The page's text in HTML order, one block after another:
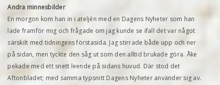
Andra minnesbilder
En morgon kom han in i ateljén med en Dagens Nyheter som han
lade framför mig och frågade om jag kunde se ifall det var något
särskilt med tidningens förstasida. Jag stirrade både upp och ner
på sidan, men tyckte den såg ut som den alltid brukade göra. Åke
pekade med ett snett leende på sidans huvud. Där stod det
Aftonbladet; med samma typsnitt Dagens Nyheter använder sig av.